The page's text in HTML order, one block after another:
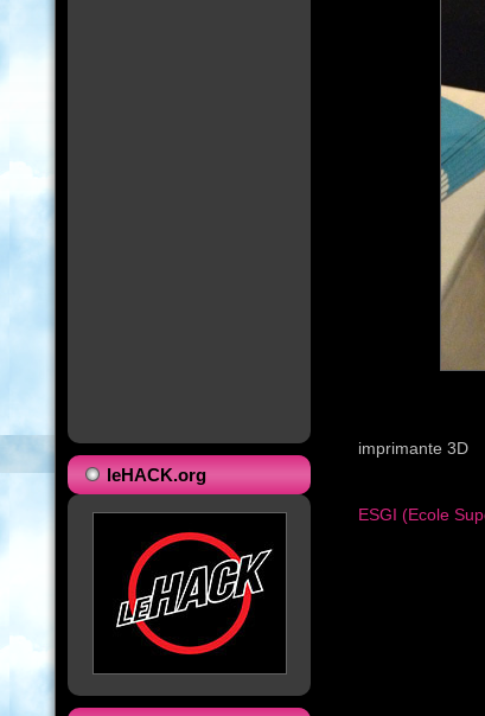
leHACK.org
imprimante 3D
ESGI (Ecole